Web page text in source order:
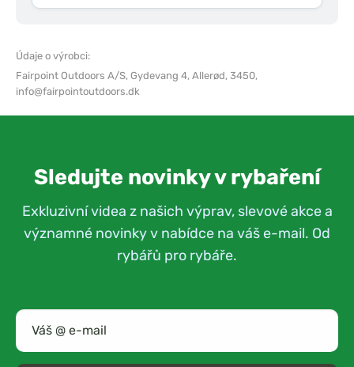
Údaje o výrobci:
Fairpoint Outdoors A/S, Gydevang 4, Allerød, 3450,
info@fairpointoutdoors.dk
Sledujte novinky v rybaření
Exkluzivní videa z našich výprav, slevové akce a
významné novinky v nabídce na váš e-mail. Od
rybářů pro rybáře.